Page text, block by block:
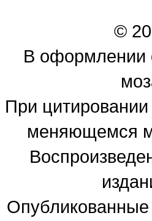
©
В оформлении
При
меняющемся
Опубликованные